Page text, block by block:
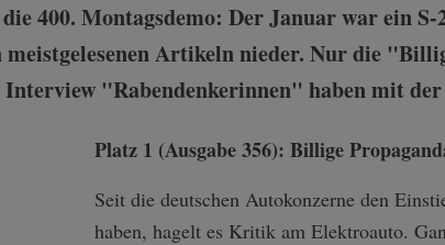
400. Montagsdemo: Der Januar war ein
meistgelesenen Artikeln nieder. Nur die
"Rabendenkerinnen" haben mit
Platz 1 (Ausgabe 356): Billige
Seit die deutschen Autokonzerne den
haben, hagelt es Kritik am Elektroauto.